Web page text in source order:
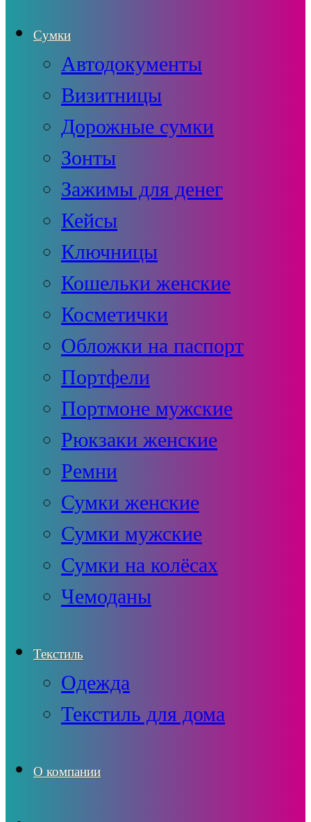
Сумки
Автодокументы
Визитницы
Дорожные сумки
Зонты
Зажимы для денег
Кейсы
Ключницы
Кошельки женские
Косметички
Обложки на паспорт
Портфели
Портмоне мужские
Рюкзаки женские
Ремни
Сумки женские
Сумки мужские
Сумки на колёсах
Чемоданы
Текстиль
Одежда
Текстиль для дома
О компании